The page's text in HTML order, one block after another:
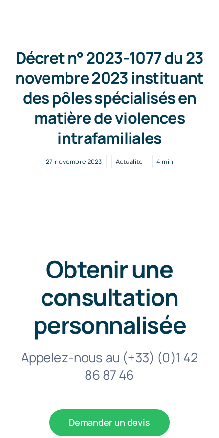
Free Consultation
Décret n° 2023-1077 du 23
novembre 2023 instituant
des pôles spécialisés en
matière de violences
intrafamiliales
27 novembre 2023 Actualité 4 min
Obtenir une
consultation
personnalisée
Appelez-nous au (+33) (0)1 42
86 87 46
Demander un devis